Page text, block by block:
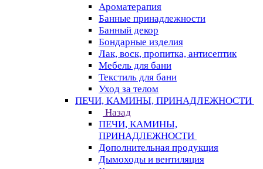
Ароматерапия
Банные принадлежности
Банный декор
Бондарные изделия
Лак, воск, пропитка, антисептик
Мебель для бани
Текстиль для бани
Уход за телом
ПЕЧИ, КАМИНЫ, ПРИНАДЛЕЖНОСТИ
Назад
ПЕЧИ, КАМИНЫ,
ПРИНАДЛЕЖНОСТИ
Дополнительная продукция
Дымоходы и вентиляция